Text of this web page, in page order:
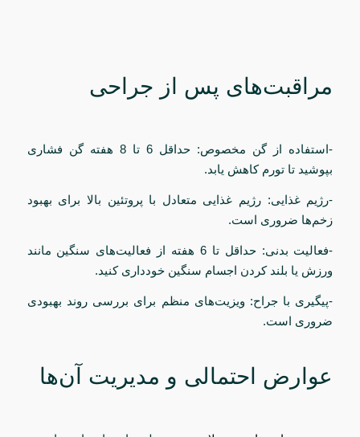
مراقبت‌های پس از جراحی
-استفاده از گن مخصوص: حداقل 6 تا 8 هفته گن فشاری
بپوشید تا تورم کاهش یابد.
-رژیم غذایی: رژیم غذایی متعادل با پروتئین بالا برای بهبود
زخم‌ها ضروری است.
-فعالیت بدنی: حداقل تا 6 هفته از فعالیت‌های سنگین مانند
ورزش یا بلند کردن اجسام سنگین خودداری کنید.
-پیگیری با جراح: ویزیت‌های منظم برای بررسی روند بهبودی
ضروری است.
عوارض احتمالی و مدیریت آن‌ها